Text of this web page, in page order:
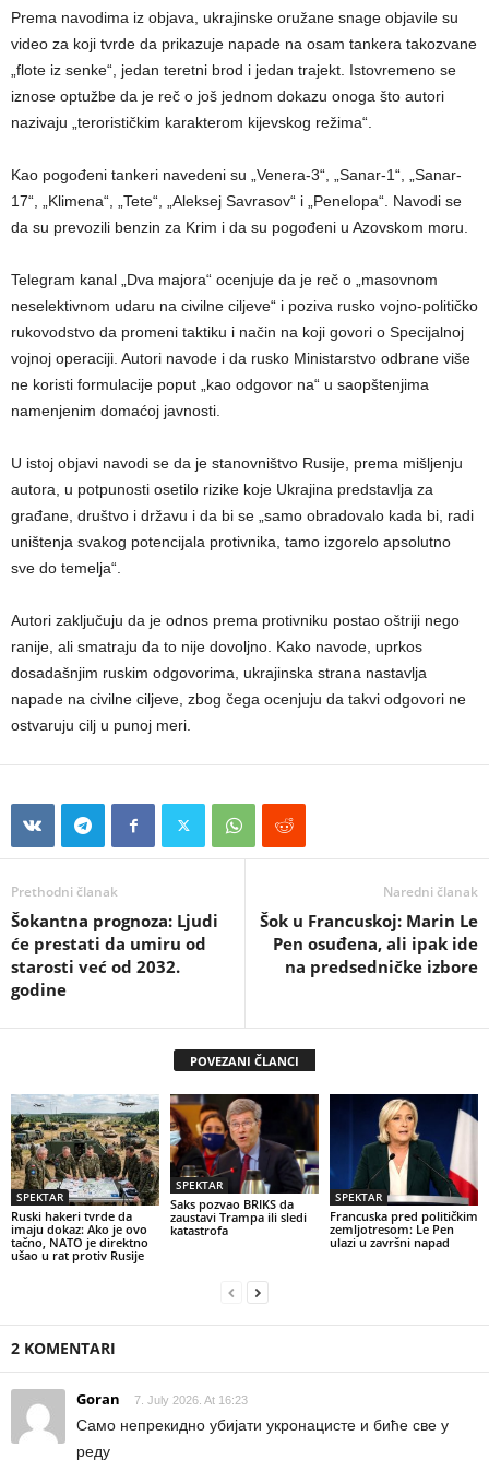
Prema navodima iz objava, ukrajinske oružane snage objavile su
video za koji tvrde da prikazuje napade na osam tankera takozvane
„flote iz senke“, jedan teretni brod i jedan trajekt. Istovremeno se
iznose optužbe da je reč o još jednom dokazu onoga što autori
nazivaju „terorističkim karakterom kijevskog režima“.
Kao pogođeni tankeri navedeni su „Venera-3“, „Sanar-1“, „Sanar-
17“, „Klimena“, „Tete“, „Aleksej Savrasov“ i „Penelopa“. Navodi se
da su prevozili benzin za Krim i da su pogođeni u Azovskom moru.
Telegram kanal „Dva majora“ ocenjuje da je reč o „masovnom
neselektivnom udaru na civilne ciljeve“ i poziva rusko vojno-političko
rukovodstvo da promeni taktiku i način na koji govori o Specijalnoj
vojnoj operaciji. Autori navode i da rusko Ministarstvo odbrane više
ne koristi formulacije poput „kao odgovor na“ u saopštenjima
namenjenim domaćoj javnosti.
U istoj objavi navodi se da je stanovništvo Rusije, prema mišljenju
autora, u potpunosti osetilo rizike koje Ukrajina predstavlja za
građane, društvo i državu i da bi se „samo obradovalo kada bi, radi
uništenja svakog potencijala protivnika, tamo izgorelo apsolutno
sve do temelja“.
Autori zaključuju da je odnos prema protivniku postao oštriji nego
ranije, ali smatraju da to nije dovoljno. Kako navode, uprkos
dosadašnjim ruskim odgovorima, ukrajinska strana nastavlja
napade na civilne ciljeve, zbog čega ocenjuju da takvi odgovori ne
ostvaruju cilj u punoj meri.
Prethodni članak
Šokantna prognoza: Ljudi
će prestati da umiru od
starosti već od 2032.
godine
Naredni članak
Šok u Francuskoj: Marin Le
Pen osuđena, ali ipak ide
na predsedničke izbore
POVEZANI ČLANCI
SPEKTAR
Ruski hakeri tvrde da
imaju dokaz: Ako je ovo
tačno, NATO je direktno
ušao u rat protiv Rusije
SPEKTAR
Saks pozvao BRIKS da
zaustavi Trampa ili sledi
katastrofa
SPEKTAR
Francuska pred političkim
zemljotresom: Le Pen
ulazi u završni napad
2 KOMENTARI
Goran 7. July 2026. At 16:23
Само непрекидно убијати укронацисте и биће све у
реду